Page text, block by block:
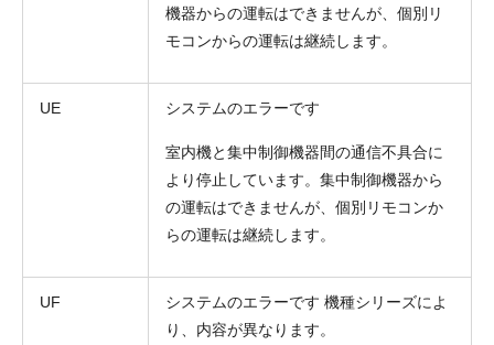
機器からの運転はできませんが、個別リ
モコンからの運転は継続します。
UE システムのエラーです
室内機と集中制御機器間の通信不具合に
より停止しています。集中制御機器から
の運転はできませんが、個別リモコンか
らの運転は継続します。
UF
システムのエラーです 機種シリーズによ
り、内容が異なります。